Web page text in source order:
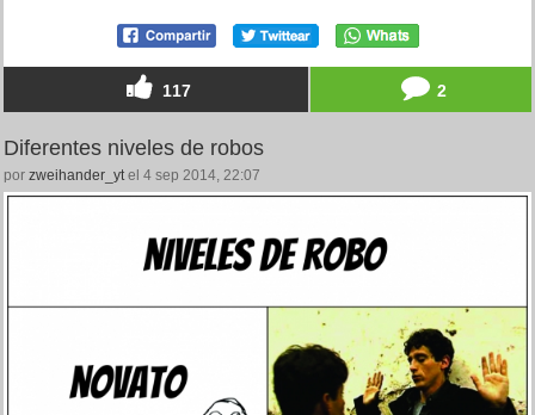
117 2
Diferentes niveles de robos
por zweihander_yt el 4 sep 2014, 22:07